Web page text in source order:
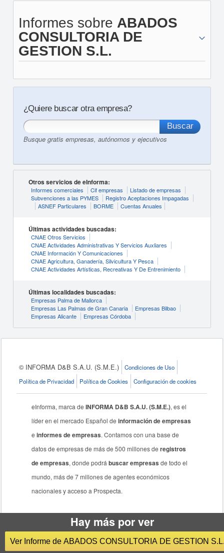
Informes sobre ABADOS
CONSULTORIA DE
GESTION S.L.
¿Quiere buscar otra empresa?
Busque gratis empresas, autónomos y ejecutivos
Otros servicios de eInforma:
Informes comerciales Cif empresas
Listado de empresas
Subvenciones a las PYMES
Registro Aceptaciones Impagadas
ASNEF Particulares
BORME Cuentas Anuales
Últimas actividades buscadas:
CNAE Otros Servicios
CNAE Actividades Administrativas Y Servicios Auxliares
CNAE Información Y Comunicaciones
CNAE Agricultura, Ganadería, Silvicultura Y Pesca
CNAE Actividades Artísticas, Recreativas Y De Entrenimiento
Últimas localidades buscadas:
Empresas Palma de Mallorca
Empresas Las Palmas de Gran Canaria
Empresas Bilbao
Empresas Alicante
Empresas Córdoba
© INFORMA D&B S.A.U. (S.M.E.)
Condiciones de Uso
Política de Privacidad
Política de Cookies Configuración de cookies
eInforma, marca deINFORMA D&B S.A.U. (S.M.E.), es el
líder en el mercado Español deinformación de empresas
einformes de empresas. Contamos con una base de
datos de empresas de más de 500 millones deregistros
de empresas, donde podrábuscar empresas de todo el
mundo, más de 7 millones de agentes económicos
nacionales y acceso a Prospecta.
Hay más por ver
Ver Informe de ABADOS CONSULTORIA DE GESTION